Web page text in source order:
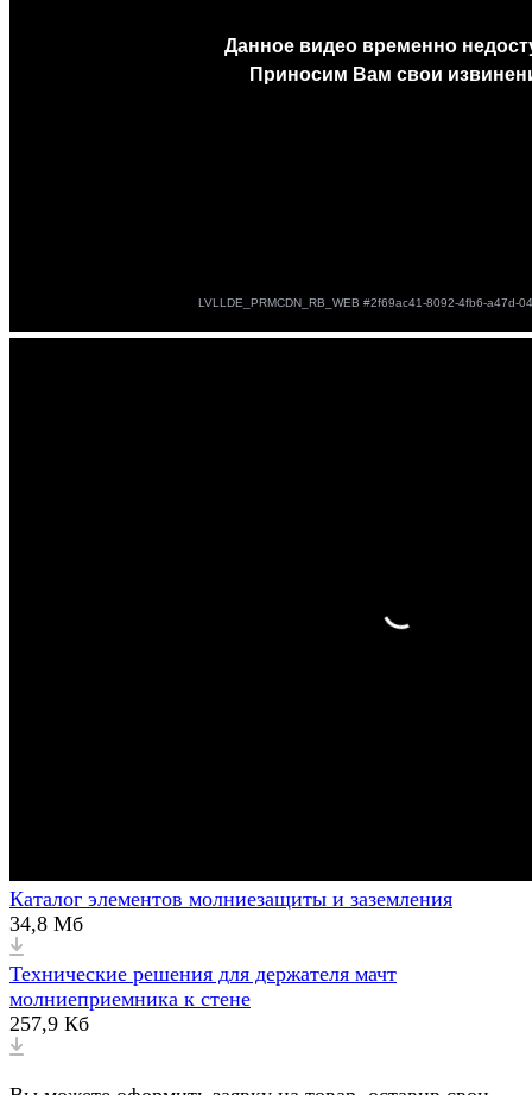
Каталог элементов молниезащиты и заземления
34,8 Мб
Технические решения для держателя мачт
молниеприемника к стене
257,9 Кб